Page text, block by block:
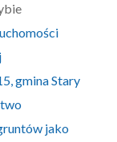
gmina Stary
jako